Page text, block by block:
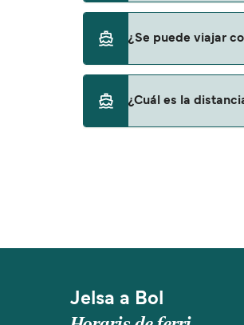
¿Se puede viajar
¿Cuál es la
Jelsa a Bol